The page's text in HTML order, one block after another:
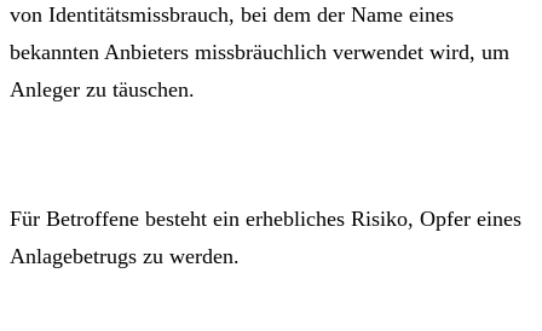
von Identitätsmissbrauch, bei dem der Name eines
bekannten Anbieters missbräuchlich verwendet wird, um
Anleger zu täuschen.
Für Betroffene besteht ein erhebliches Risiko, Opfer eines
Anlagebetrugs zu werden.